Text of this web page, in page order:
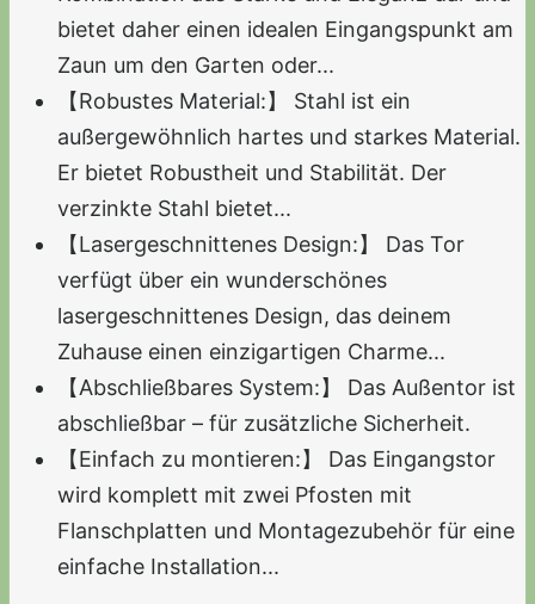
bietet daher einen idealen Eingangspunkt am
Zaun um den Garten oder...
【Robustes Material:】 Stahl ist ein
außergewöhnlich hartes und starkes Material.
Er bietet Robustheit und Stabilität. Der
verzinkte Stahl bietet...
【Lasergeschnittenes Design:】 Das Tor
verfügt über ein wunderschönes
lasergeschnittenes Design, das deinem
Zuhause einen einzigartigen Charme...
【Abschließbares System:】 Das Außentor ist
abschließbar – für zusätzliche Sicherheit.
【Einfach zu montieren:】 Das Eingangstor
wird komplett mit zwei Pfosten mit
Flanschplatten und Montagezubehör für eine
einfache Installation...